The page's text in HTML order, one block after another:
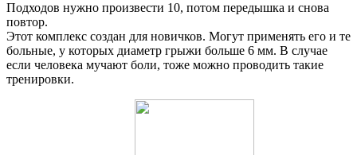
Подходов нужно произвести 10, потом передышка и снова
повтор.
Этот комплекс создан для новичков. Могут применять его и те
больные, у которых диаметр грыжи больше 6 мм. В случае
если человека мучают боли, тоже можно проводить такие
тренировки.